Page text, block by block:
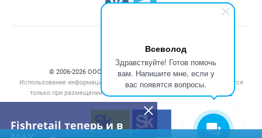
Всеволод
Здравствуйте! Готов помочь
вам. Напишите мне, если у
вас появятся вопросы.
Fishretail теперь и в
© 2006‑2026 ООО “Инлайн”. 12+ Все права защищены.
Использование информации, размещенной на данном сайте, допускается
только при размещении активной гиперссылки на сайт
fishretail.ru